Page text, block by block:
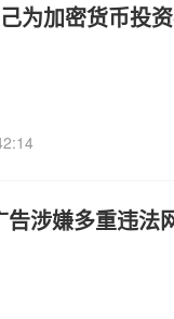
为加密货币投
涉嫌多重违法